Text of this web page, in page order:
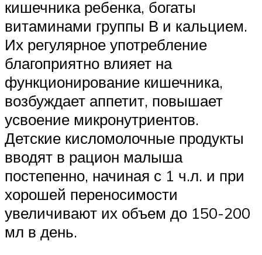
кишечника ребенка, богаты
витаминами группы В и кальцием.
Их регулярное употребление
благоприятно влияет на
функционирование кишечника,
возбуждает аппетит, повышает
усвоение микронутриентов.
Детские кисломолочные продукты
вводят в рацион малыша
постепенно, начиная с 1 ч.л. и при
хорошей переносимости
увеличивают их объем до 150-200
мл в день.